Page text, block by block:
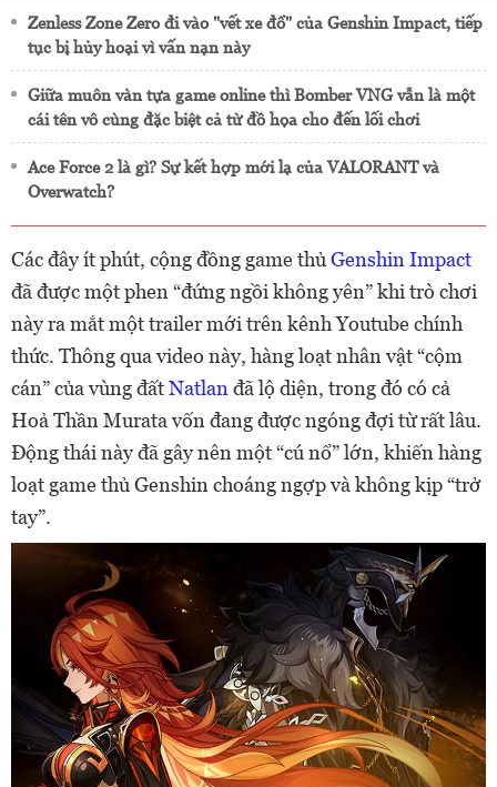
Zenless Zone Zero đi vào "vết xe đổ" của Genshin Impact, tiếp
tục bị hủy hoại vì vấn nạn này
Giữa muôn vàn tựa game online thì Bomber VNG vẫn là một
cái tên vô cùng đặc biệt cả từ đồ họa cho đến lối chơi
Ace Force 2 là gì? Sự kết hợp mới lạ của VALORANT và
Overwatch?
Các đây ít phút, cộng đồng game thủ Genshin Impact
đã được một phen “đứng ngồi không yên” khi trò chơi
này ra mắt một trailer mới trên kênh Youtube chính
thức. Thông qua video này, hàng loạt nhân vật “cộm
cán” của vùng đấtNatlan đã lộ diện, trong đó có cả
Hoả Thần Murata vốn đang được ngóng đợi từ rất lâu.
Động thái này đã gây nên một “cú nổ” lớn, khiến hàng
loạt game thủ Genshin choáng ngợp và không kịp “trở
tay”.